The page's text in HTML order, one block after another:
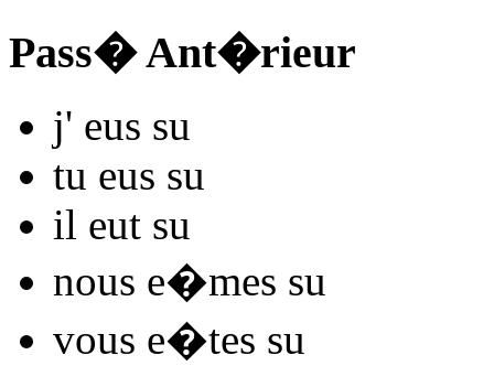
Pass� Ant�rieur
j' eus su
tu eus su
il eut su
nous e�mes su
vous e�tes su